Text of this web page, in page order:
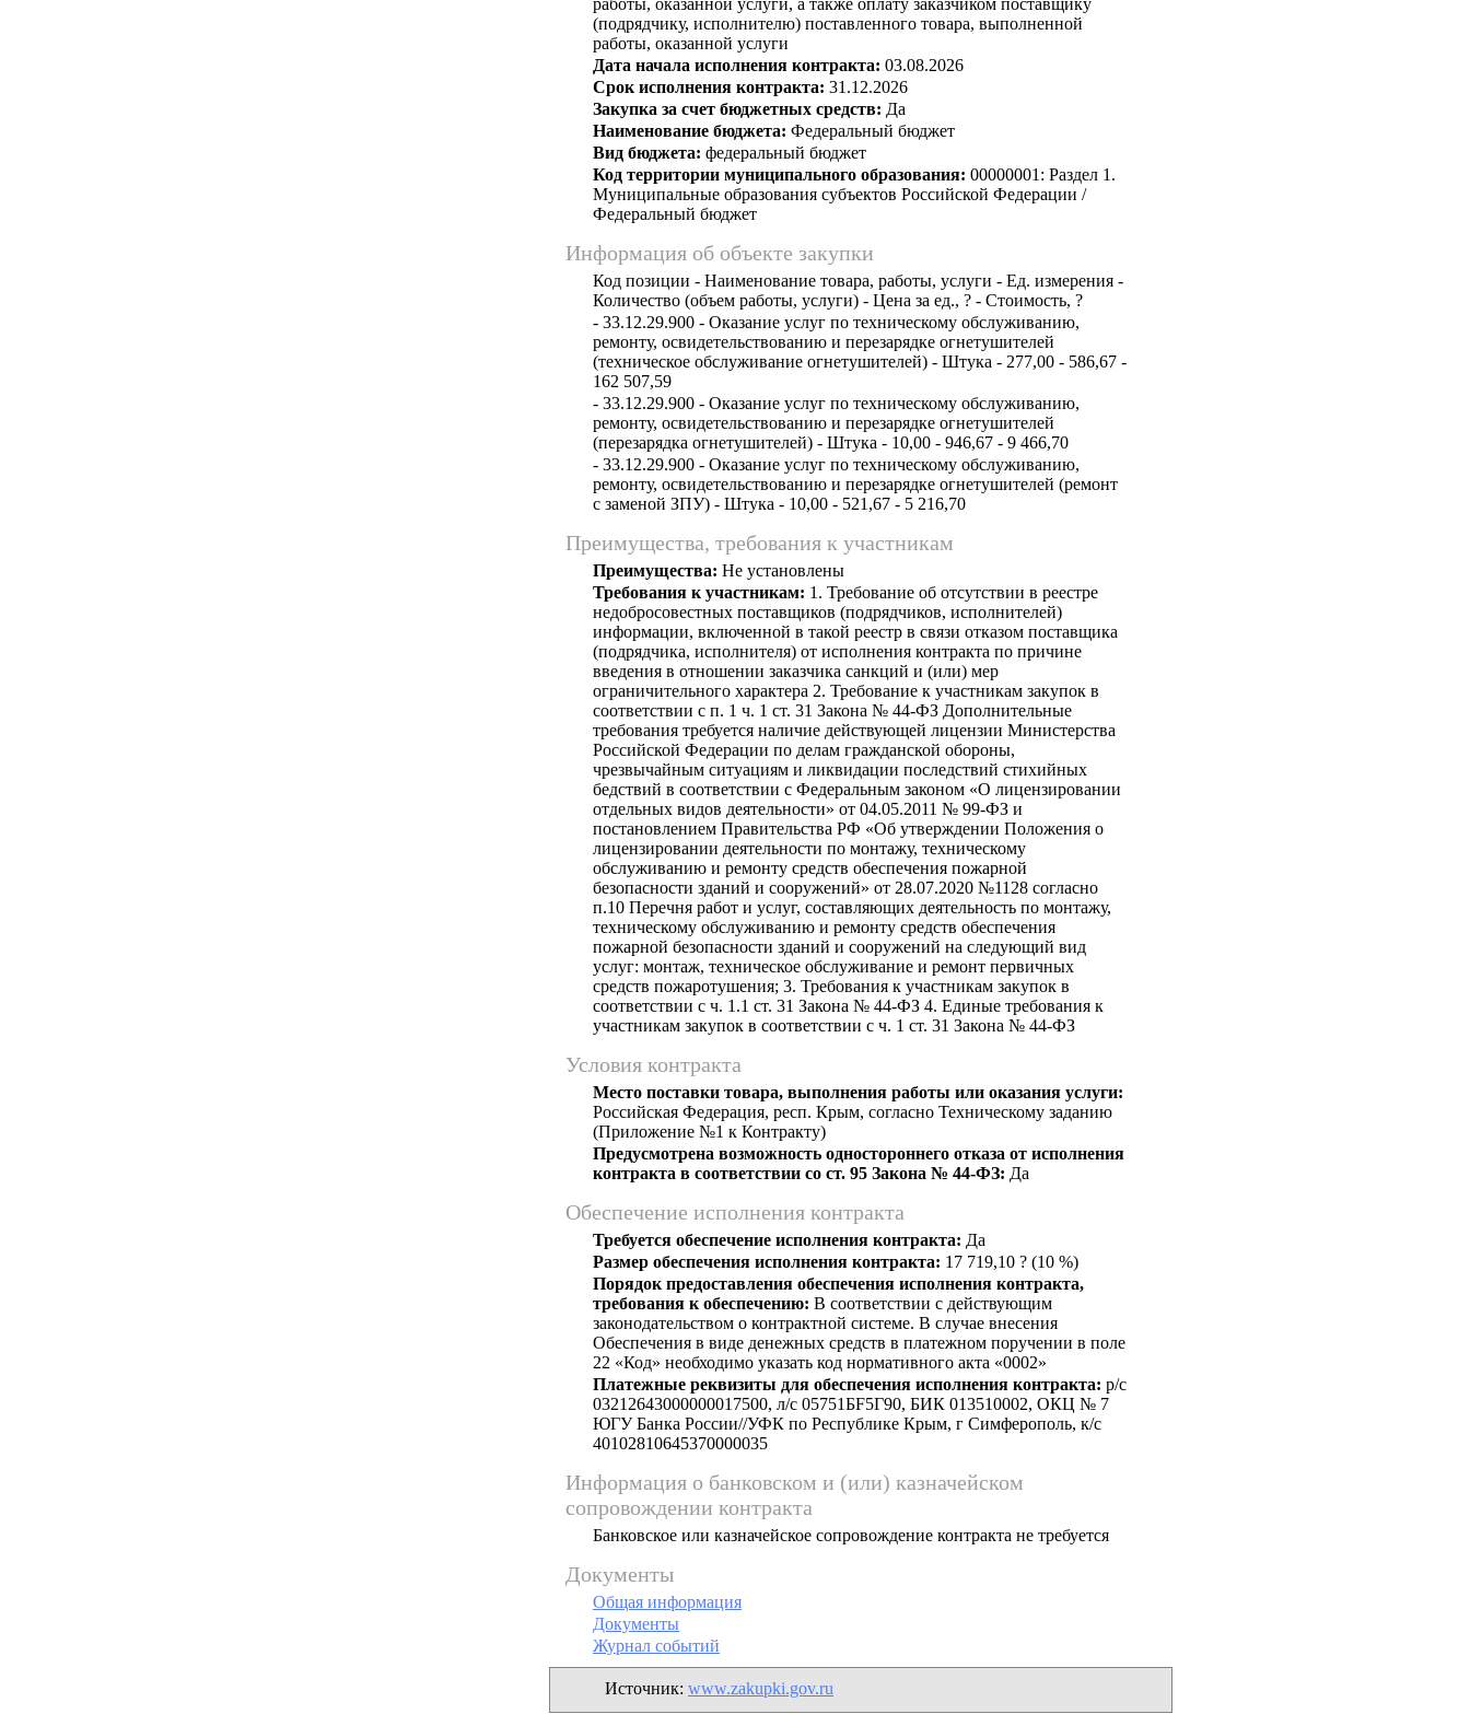
работы, оказанной услуги, а также оплату заказчиком поставщику
(подрядчику, исполнителю) поставленного товара, выполненной
работы, оказанной услуги
Дата начала исполнения контракта: 03.08.2026
Срок исполнения контракта: 31.12.2026
Закупка за счет бюджетных средств: Да
Наименование бюджета: Федеральный бюджет
Вид бюджета: федеральный бюджет
Код территории муниципального образования: 00000001: Раздел 1.
Муниципальные образования субъектов Российской Федерации /
Федеральный бюджет
Информация об объекте закупки
Код позиции - Наименование товара, работы, услуги - Ед. измерения -
Количество (объем работы, услуги) - Цена за ед., ? - Стоимость, ?
- 33.12.29.900 - Оказание услуг по техническому обслуживанию,
ремонту, освидетельствованию и перезарядке огнетушителей
(техническое обслуживание огнетушителей) - Штука - 277,00 - 586,67 -
162 507,59
- 33.12.29.900 - Оказание услуг по техническому обслуживанию,
ремонту, освидетельствованию и перезарядке огнетушителей
(перезарядка огнетушителей) - Штука - 10,00 - 946,67 - 9 466,70
- 33.12.29.900 - Оказание услуг по техническому обслуживанию,
ремонту, освидетельствованию и перезарядке огнетушителей (ремонт
с заменой ЗПУ) - Штука - 10,00 - 521,67 - 5 216,70
Преимущества, требования к участникам
Преимущества: Не установлены
Требования к участникам: 1. Требование об отсутствии в реестре
недобросовестных поставщиков (подрядчиков, исполнителей)
информации, включенной в такой реестр в связи отказом поставщика
(подрядчика, исполнителя) от исполнения контракта по причине
введения в отношении заказчика санкций и (или) мер
ограничительного характера 2. Требование к участникам закупок в
соответствии с п. 1 ч. 1 ст. 31 Закона № 44-ФЗ Дополнительные
требования требуется наличие действующей лицензии Министерства
Российской Федерации по делам гражданской обороны,
чрезвычайным ситуациям и ликвидации последствий стихийных
бедствий в соответствии с Федеральным законом «О лицензировании
отдельных видов деятельности» от 04.05.2011 № 99-ФЗ и
постановлением Правительства РФ «Об утверждении Положения о
лицензировании деятельности по монтажу, техническому
обслуживанию и ремонту средств обеспечения пожарной
безопасности зданий и сооружений» от 28.07.2020 №1128 согласно
п.10 Перечня работ и услуг, составляющих деятельность по монтажу,
техническому обслуживанию и ремонту средств обеспечения
пожарной безопасности зданий и сооружений на следующий вид
услуг: монтаж, техническое обслуживание и ремонт первичных
средств пожаротушения; 3. Требования к участникам закупок в
соответствии с ч. 1.1 ст. 31 Закона № 44-ФЗ 4. Единые требования к
участникам закупок в соответствии с ч. 1 ст. 31 Закона № 44-ФЗ
Условия контракта
Место поставки товара, выполнения работы или оказания услуги:
Российская Федерация, респ. Крым, согласно Техническому заданию
(Приложение №1 к Контракту)
Предусмотрена возможность одностороннего отказа от исполнения
контракта в соответствии со ст. 95 Закона № 44-ФЗ: Да
Обеспечение исполнения контракта
Требуется обеспечение исполнения контракта: Да
Размер обеспечения исполнения контракта: 17 719,10 ? (10 %)
Порядок предоставления обеспечения исполнения контракта,
требования к обеспечению: В соответствии с действующим
законодательством о контрактной системе. В случае внесения
Обеспечения в виде денежных средств в платежном поручении в поле
22 «Код» необходимо указать код нормативного акта «0002»
Платежные реквизиты для обеспечения исполнения контракта: p/c
03212643000000017500, л/c 05751БF5Г90, БИК 013510002, ОКЦ № 7
ЮГУ Банка России//УФК по Республике Крым, г Симферополь, к/c
40102810645370000035
Информация о банковском и (или) казначейском
сопровождении контракта
Банковское или казначейское сопровождение контракта не требуется
Документы
Общая информация
Документы
Журнал событий
Источник: www.zakupki.gov.ru